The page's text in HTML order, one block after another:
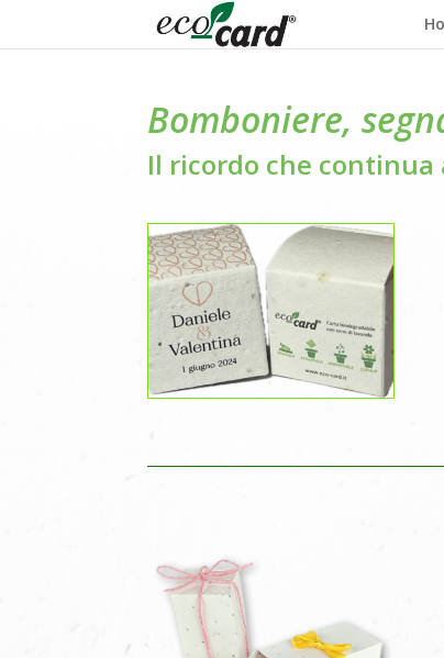
Bomboniere,
Il ricordo che continua